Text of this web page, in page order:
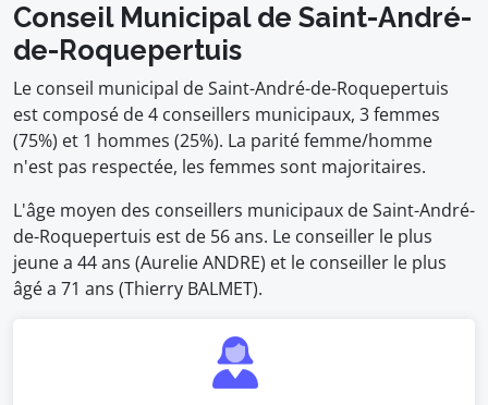
Conseil Municipal de Saint-André-
de-Roquepertuis
Le conseil municipal de Saint-André-de-Roquepertuis
est composé de 4 conseillers municipaux, 3 femmes
(75%) et 1 hommes (25%). La parité femme/homme
n'est pas respectée, les femmes sont majoritaires.
L'âge moyen des conseillers municipaux de Saint-André-
de-Roquepertuis est de 56 ans. Le conseiller le plus
jeune a 44 ans (Aurelie ANDRE) et le conseiller le plus
âgé a 71 ans (Thierry BALMET).